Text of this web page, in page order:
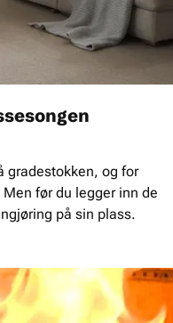
gradestokken, og for
før du legger inn de
på sin plass.